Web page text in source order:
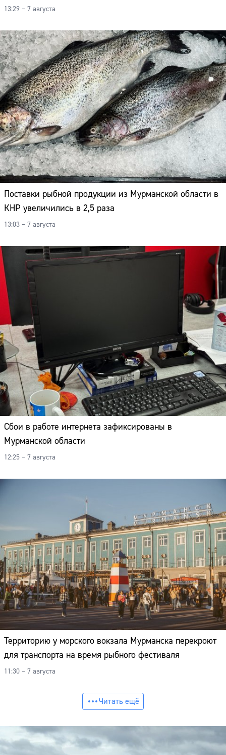
13:29 – 7 августа
Поставки рыбной продукции из Мурманской области в
КНР увеличились в 2,5 раза
13:03 – 7 августа
Сбои в работе интернета зафиксированы в
Мурманской области
12:25 – 7 августа
Территорию у морского вокзала Мурманска перекроют
для транспорта на время рыбного фестиваля
11:30 – 7 августа
Читать ещё